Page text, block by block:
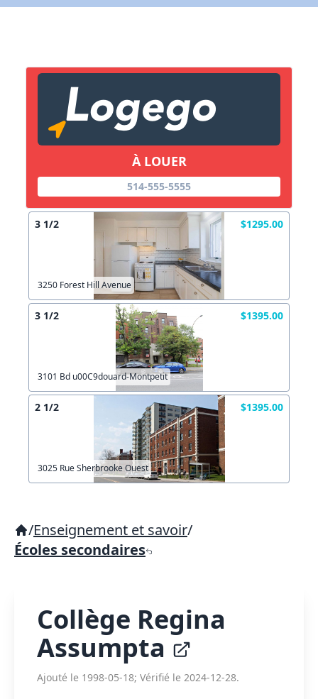
À LOUER
514-555-5555
3 1/2 $1295.00
3250 Forest Hill Avenue
3 1/2 $1395.00
3101 Bd u00C9douard-Montpetit
2 1/2 $1395.00
3025 Rue Sherbrooke Ouest
/Enseignement et savoir/
Écoles secondaires
Collège Regina
Assumpta
Ajouté le 1998-05-18; Vérifié le 2024-12-28.
Lien vers inscription (sera inclus dans courriel)
Copier lien
X Fermer